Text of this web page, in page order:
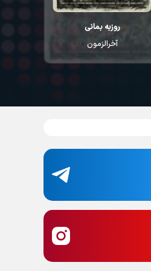
روزبه بمانی
آخرالزمون